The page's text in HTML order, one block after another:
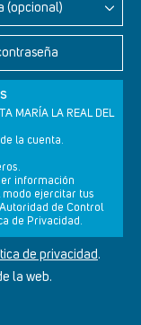
(opcional)
MARÍA LA REAL DEL
la cuenta.
información
ejercitar tus
de Control
de Privacidad.
de privacidad.
la web.
Política de cookies
reservados